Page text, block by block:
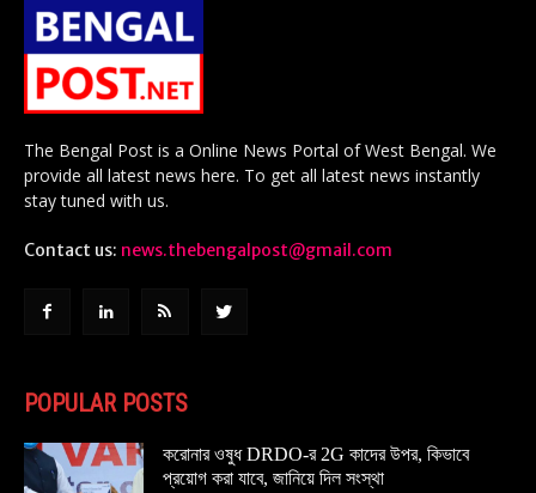
The Bengal Post is a Online News Portal of West Bengal. We
provide all latest news here. To get all latest news instantly
stay tuned with us.
Contact us: news.thebengalpost@gmail.com
POPULAR POSTS
করোনার ওষুধ DRDO-র 2G কাদের উপর, কিভাবে
প্রয়োগ করা যাবে, জানিয়ে দিল সংস্থা